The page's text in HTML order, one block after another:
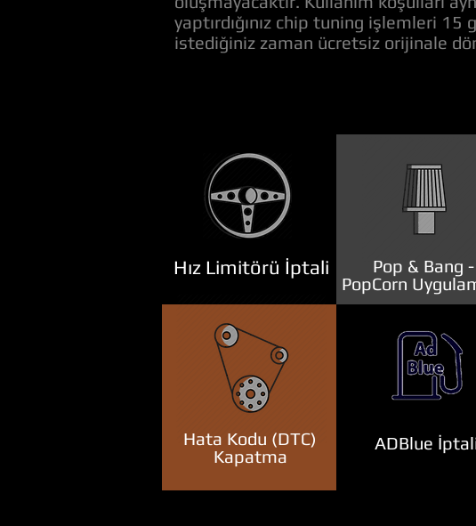
yaptırdığınız chip tuning işlemleri
istediğiniz zaman ücretsiz orijinale
Hız Limitörü İptali
Pop & Bang -
PopCorn
Hata Kodu (DTC)
Kapatma
ADBlue